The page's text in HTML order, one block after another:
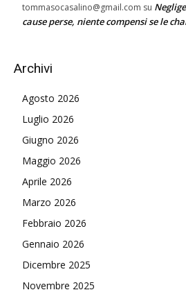
tommasocasalino@gmail.com su
cause perse, niente compensi se le
Archivi
Agosto 2026
Luglio 2026
Giugno 2026
Maggio 2026
Aprile 2026
Marzo 2026
Febbraio 2026
Gennaio 2026
Dicembre 2025
Novembre 2025